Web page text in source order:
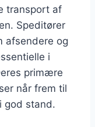
transport af
Speditører
afsendere og
i
primære
når frem til
god stand.